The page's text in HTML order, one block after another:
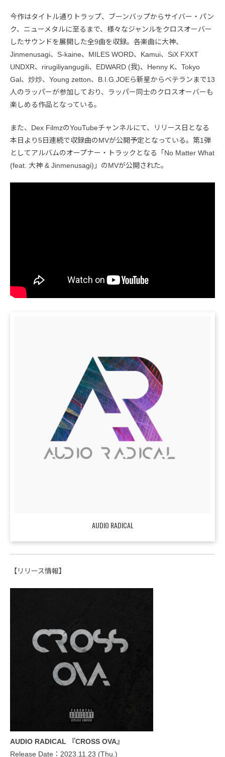
今作はタイトル通りトラップ、ブーンバップからサイバー・パン
ク、ニューメタルに至るまで、様々なジャンルをクロスオーバー
したサウンドを展開した全9曲を収録。各楽曲に大神、
Jinmenusagi、S-kaine、MILES WORD、Kamui、SiX FXXT
UNDXR、rirugiliyangugili、EDWARD (我)、Henny K、Tokyo
Gal、炒炒、Young zetton、B.I.G.JOEら新星からベテランまで13
人のラッパーが参加しており、ラッパー同士のクロスオーバーも
楽しめる作品となっている。
また、Dex FilmzのYouTubeチャンネルにて、リリース日となる
本日より5日連続で収録曲のMVが公開予定となっている。第1弾
としてアルバムのオープナー・トラックとなる「No Matter What
(feat. 大神 & Jinmenusagi)」のMVが公開された。
AUDIO RADICAL
【リリース情報】
AUDIO RADICAL 『CROSS OVA』
Release Date：2023.11.23 (Thu.)